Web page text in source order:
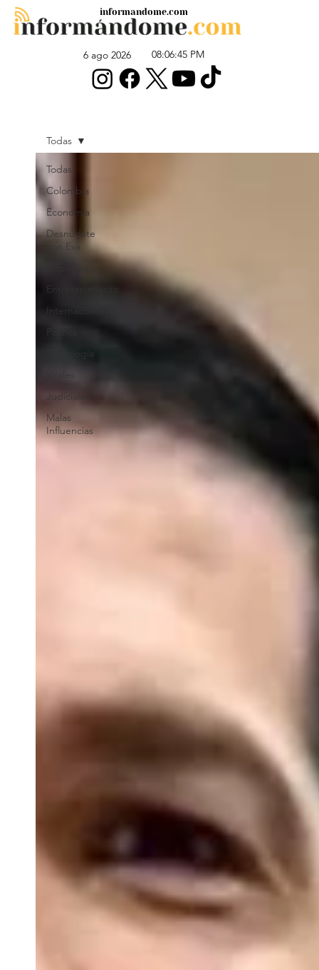
6 ago 2026 08:06:45 PM
informandome.com
Todas
Colombia
Economía
Desnúdate
con Eva
Entretenimiento
Internacional
Tecnología
Judiciales
Malas
Influencias
Todas